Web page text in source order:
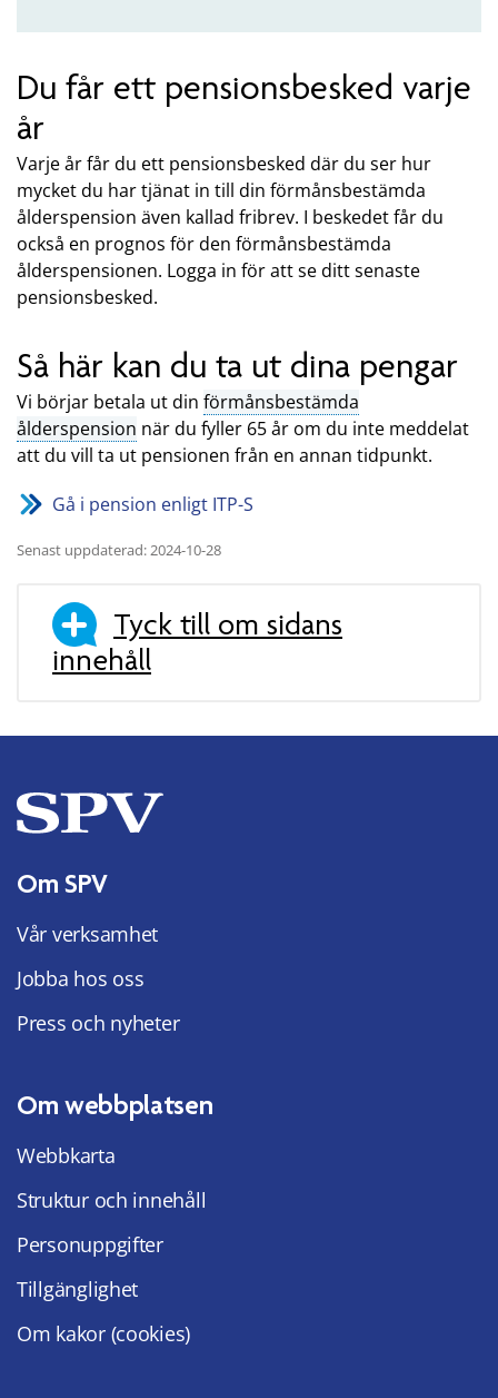
Du får ett pensionsbesked varje
år
Varje år får du ett pensionsbesked där du ser hur
mycket du har tjänat in till din förmånsbestämda
ålderspension även kallad fribrev. I beskedet får du
också en prognos för den förmånsbestämda
ålderspensionen. Logga in för att se ditt senaste
pensionsbesked.
Så här kan du ta ut dina pengar
Vi börjar betala ut din förmånsbestämda
ålderspension när du fyller 65 år om du inte meddelat
att du vill ta ut pensionen från en annan tidpunkt.
Gå i pension enligt ITP-S
Senast uppdaterad: 2024-10-28
Tyck till om sidans
innehåll
Om SPV
Vår verksamhet
Jobba hos oss
Press och nyheter
Om webbplatsen
Webbkarta
Struktur och innehåll
Personuppgifter
Tillgänglighet
Om kakor (cookies)